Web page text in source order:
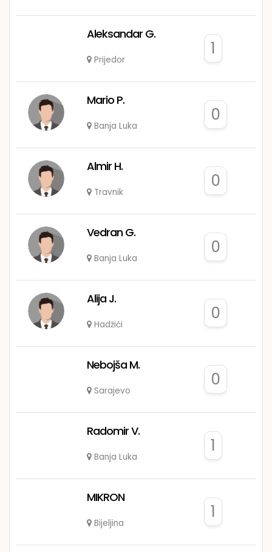
Aleksandar G.
Prijedor
1
Mario P.
Banja Luka
0
Almir H.
Travnik
0
Vedran G.
Banja Luka
0
Alija J.
Hadžići
0
Nebojša M.
Sarajevo
0
Radomir V.
Banja Luka
1
MIKRON
Bijeljina
1